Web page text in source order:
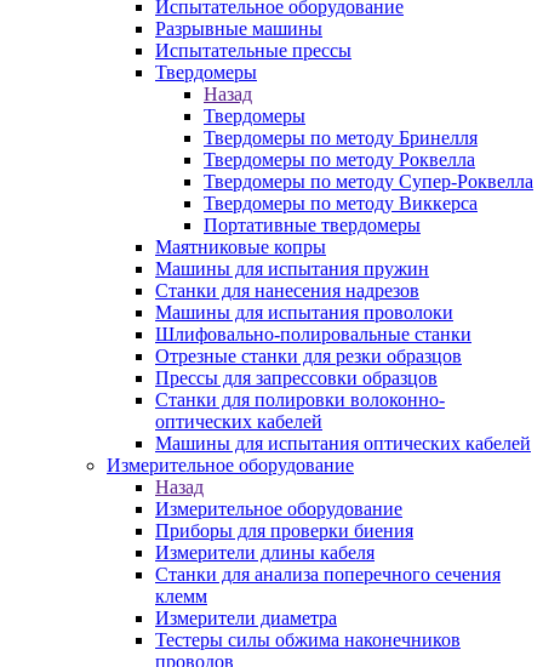
Испытательное оборудование
Разрывные машины
Испытательные прессы
Твердомеры
Назад
Твердомеры
Твердомеры по методу Бринелля
Твердомеры по методу Роквелла
Твердомеры по методу Супер-Роквелла
Твердомеры по методу Виккерса
Портативные твердомеры
Маятниковые копры
Машины для испытания пружин
Станки для нанесения надрезов
Машины для испытания проволоки
Шлифовально-полировальные станки
Отрезные станки для резки образцов
Прессы для запрессовки образцов
Станки для полировки волоконно-
оптических кабелей
Машины для испытания оптических кабелей
Измерительное оборудование
Назад
Измерительное оборудование
Приборы для проверки биения
Измерители длины кабеля
Станки для анализа поперечного сечения
клемм
Измерители диаметра
Тестеры силы обжима наконечников
проводов